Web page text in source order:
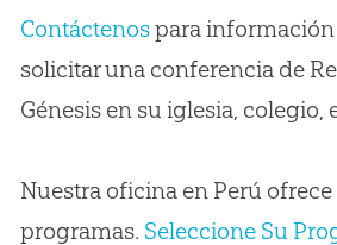
Contáctenospara información
solicitar una conferencia de
Génesis en su iglesia, colegio,
Nuestra oficina en Perú
programas. Seleccione Su